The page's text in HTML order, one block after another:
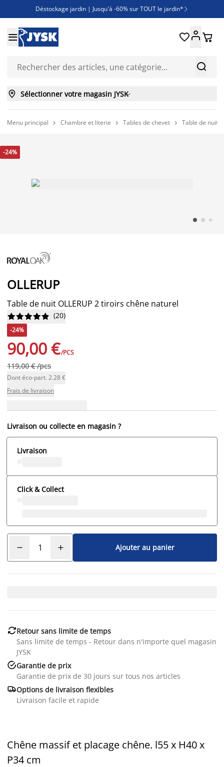
Déstockage jardin | Jusqu'à -60% sur TOUT le jardin* 
Jusqu'à -50% sur une sélection literie
Découvrez les nouveautés de la collection


 
 Sélectionner votre magasin JYSK
Menu principal  Chambre et literie  Tables de chevet  Table de nuit
-24%
OLLERUP
Table de nuit OLLERUP 2 tiroirs chêne naturel





 (20)
-24%
90,00 €/PCS
119,00 € /pcs
Dont éco-part. 2.28 €
Frais de livraison
Livraison ou collecte en magasin ?
Livraison
Click & Collect
Ajouter au panier
Retour sans limite de temps
Sans limite de temps - Retour dans n'importe quel magasin
JYSK
Garantie de prix
Garantie de prix de 30 jours sur tous nos articles
Options de livraison flexibles
Livraison facile et rapide
Chêne massif et placage chêne. l55 x H40 x
P34 cm